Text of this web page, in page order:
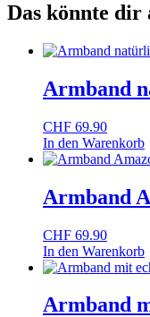
Das könnte
Armband
CHF 69.90
In den Warenkorb
Armband
CHF 69.90
In den Warenkorb
Armband